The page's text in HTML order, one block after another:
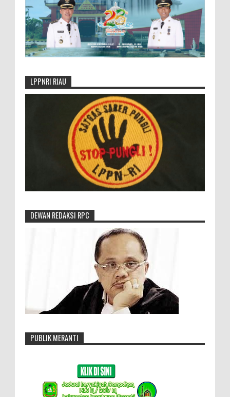
LPPNRI RIAU
DEWAN REDAKSI RPC
PUBLIK MERANTI